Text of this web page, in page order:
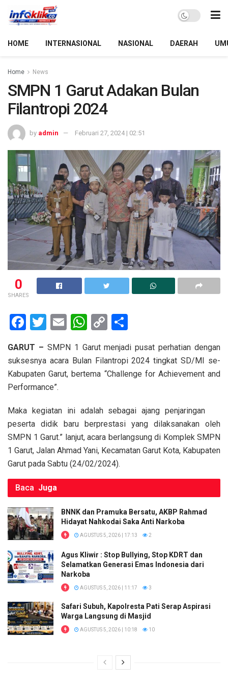
HOME INTERNASIONAL NASIONAL DAERAH
Home News
SMPN 1 Garut Adakan Bulan
Filantropi 2024
by admin Februari 27, 2024 | 02:51
0
SHARES
F
ce
b
o
o
k
T
tt
er
E
ail
W
at
s
p
p
C
py
Li
k
ar
e
GARUT – SMPN 1 Garut menjadi pusat perhatian dengan
suksesnya acara Bulan Filantropi 2024 tingkat SD/MI se-
Kabupaten Garut, bertema “Challenge for Achievement and
Performance”.
Maka kegiatan ini adalah sebagai ajang penjaringan
peserta didik baru berprestasi yang dilaksanakan oleh
SMPN 1 Garut.” lanjut, acara berlangsung di Komplek SMPN
1 Garut, Jalan Ahmad Yani, Kecamatan Garut Kota, Kabupaten
Garut pada Sabtu (24/02/2024).
Baca Juga
BNNK dan Pramuka Bersatu, AKBP Rahmad
Hidayat Nahkodai Saka Anti Narkoba
AGUSTUS 5, 2026 | 17:13 2
Agus Kliwir : Stop Bullying, Stop KDRT dan
Selamatkan Generasi Emas Indonesia dari
Narkoba
AGUSTUS 5, 2026 | 11:17 3
Safari Subuh, Kapolresta Pati Serap Aspirasi
Warga Langsung di Masjid
AGUSTUS 5, 2026 | 10:18 10